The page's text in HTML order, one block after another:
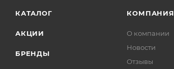
КАТАЛОГ
АКЦИИ
БРЕНДЫ
КОМПАНИЯ
О компании
Новости
Отзывы